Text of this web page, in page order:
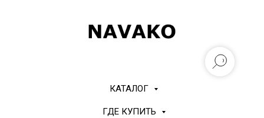
КАТАЛОГ
ГДЕ КУПИТЬ